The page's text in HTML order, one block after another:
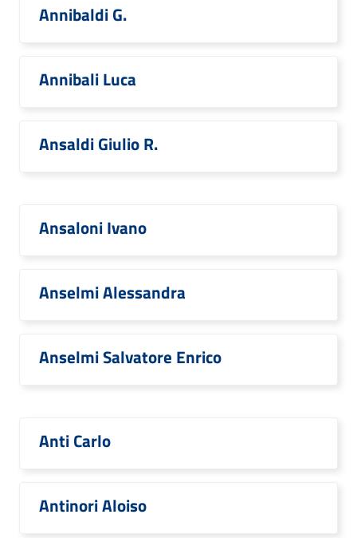
Annibaldi G.
Annibali Luca
Ansaldi Giulio R.
Ansaloni Ivano
Anselmi Alessandra
Anselmi Salvatore Enrico
Anti Carlo
Antinori Aloiso